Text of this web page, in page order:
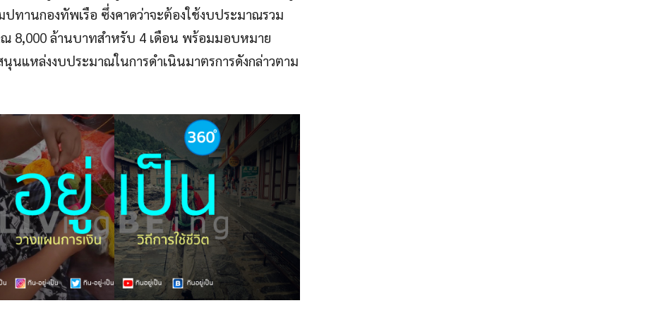
ทานกองทัพเรือ ซึ่งคาดว่าจะต้องใช้งบประมาณรวม
8,000 ล้านบาทสำหรับ 4 เดือน พร้อมมอบหมาย
นแหล่งงบประมาณในการดำเนินมาตรการดังกล่าวตาม